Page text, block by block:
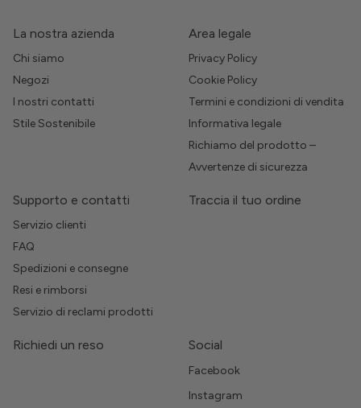
La nostra azienda
Chi siamo
Negozi
I nostri contatti
Stile Sostenibile
Area legale
Privacy Policy
Cookie Policy
Termini e condizioni di vendita
Informativa legale
Richiamo del prodotto –
Avvertenze di sicurezza
Supporto e contatti
Servizio clienti
FAQ
Spedizioni e consegne
Resi e rimborsi
Servizio di reclami prodotti
Traccia il tuo ordine
Richiedi un reso Social
Facebook
Instagram